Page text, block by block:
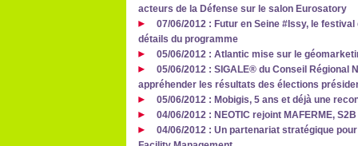
acteurs de la Défense sur le salon Eurosatory
07/06/2012 : Futur en Seine #Issy, le
détails du programme
05/06/2012 : Atlantic mise sur le
05/06/2012 : SIGALE® du Conseil Régional
appréhender les résultats des élections
05/06/2012 : Mobigis, 5 ans et déjà une
04/06/2012 : NEOTIC rejoint MAFERME,
04/06/2012 : Un partenariat stratégique